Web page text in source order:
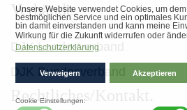
Verbände
DJK Landesverband
DJK Bundesverband
Rechtliches/Kontakt